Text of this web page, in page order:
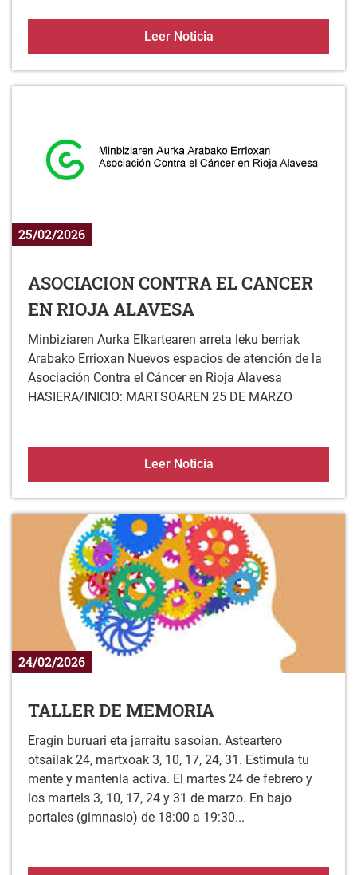
Leer NoticiaPlan Integral de
25/02/2026
ASOCIACION CONTRA EL CANCER
EN RIOJA ALAVESA
Minbiziaren Aurka Elkartearen arreta leku berriak
Arabako Errioxan Nuevos espacios de atención de la
Asociación Contra el Cáncer en Rioja Alavesa
HASIERA/INICIO: MARTSOAREN 25 DE MARZO
Leer NoticiaASOCIACION CONTRA
24/02/2026
TALLER DE MEMORIA
Eragin buruari eta jarraitu sasoian. Asteartero
otsailak 24, martxoak 3, 10, 17, 24, 31. Estimula tu
mente y mantenla activa. El martes 24 de febrero y
los martels 3, 10, 17, 24 y 31 de marzo. En bajo
portales (gimnasio) de 18:00 a 19:30...